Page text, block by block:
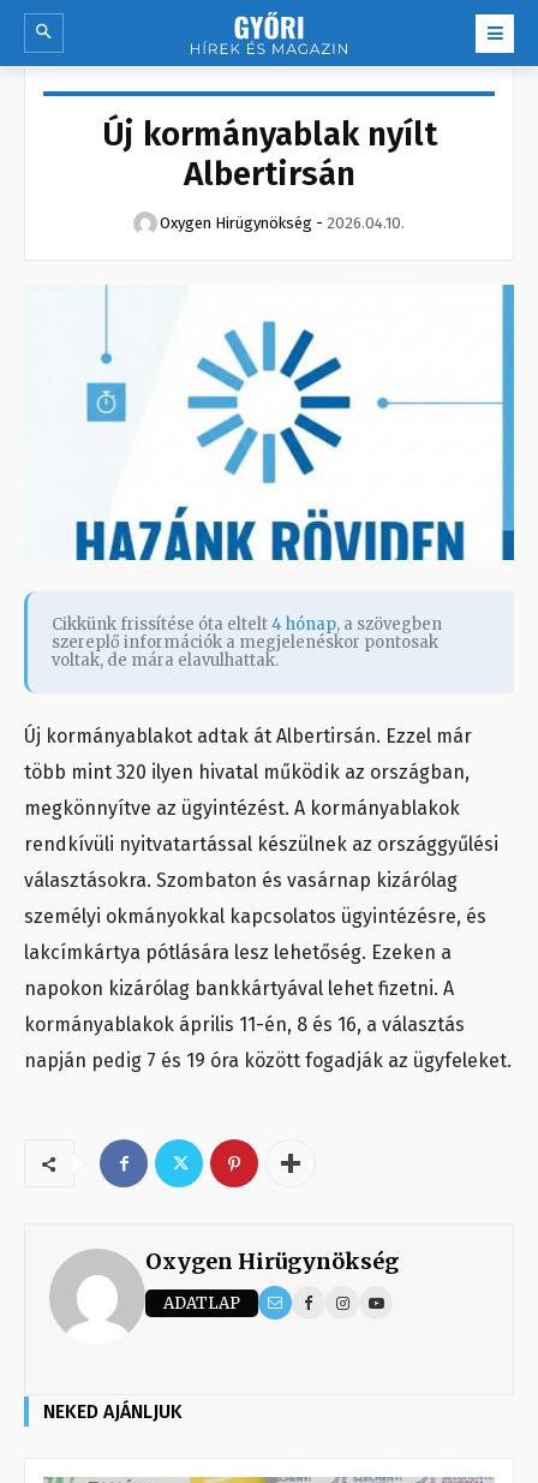
Új kormányablak nyílt
Albertirsán
Oxygen Hirügynökség - 2026.04.10.
Cikkünk frissítése óta eltelt4 hónap, a szövegben
szereplő információk a megjelenéskor pontosak
voltak, de mára elavulhattak.
Új kormányablakot adtak át Albertirsán. Ezzel már
több mint 320 ilyen hivatal működik az országban,
megkönnyítve az ügyintézést. A kormányablakok
rendkívüli nyitvatartással készülnek az országgyűlési
választásokra. Szombaton és vasárnap kizárólag
személyi okmányokkal kapcsolatos ügyintézésre, és
lakcímkártya pótlására lesz lehetőség. Ezeken a
napokon kizárólag bankkártyával lehet fizetni. A
kormányablakok április 11-én, 8 és 16, a választás
napján pedig 7 és 19 óra között fogadják az ügyfeleket.
Oxygen Hirügynökség
ADATLAP
NEKED AJÁNLJUK